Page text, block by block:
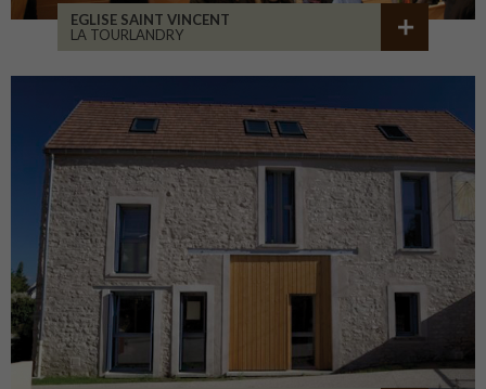
EGLISE SAINT VINCENT
LA TOURLANDRY